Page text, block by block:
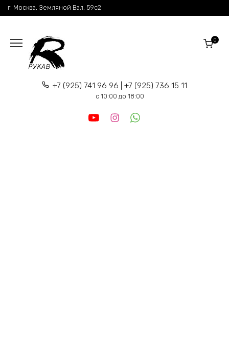
Перейти
к
г. Москва, Земляной Вал, 59c2
+7 (925) 741 96 96 | +7 (925) 736 15 11
c 10:00 до 18:00
0